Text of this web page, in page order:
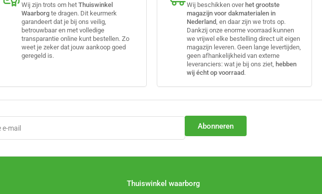
Wij zijn trots om het Thuiswinkel
Waarborg te dragen. Dit keurmerk
garandeert dat je bij ons veilig,
betrouwbaar en met volledige
transparantie online kunt bestellen. Zo
weet je zeker dat jouw aankoop goed
geregeld is.
Wij beschikken overhet grootste
magazijn voor dakmaterialen in
Nederland , en daar zijn we trots op.
Dankzij onze enorme voorraad kunnen
we vrijwel elke bestelling direct uit eigen
magazijn leveren. Geen lange levertijden,
geen afhankelijkheid van externe
leveranciers: wat je bij ons ziet, hebben
wij écht op voorraad.
Abonneren
Thuiswinkel waarborg